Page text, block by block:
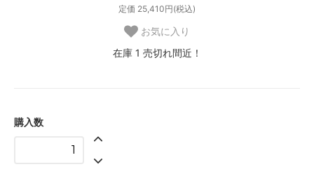
定価 25,410円(税込)
お気に入り
在庫 1 売切れ間近！
購入数